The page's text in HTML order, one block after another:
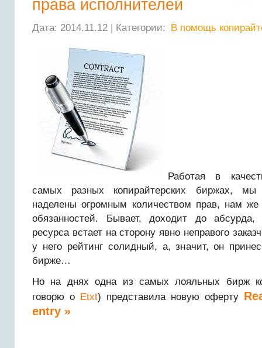
права исполнителей
Дата: 2014.11.12 | Категории: В помощь
Работая в
самых разных копирайтерских биржах, мы
наделены огромным количеством прав, нам
обязанностей. Бывает, доходит до абсурда,
ресурса встает на сторону явно неправого
у него рейтинг солидный, а, значит, он
бирже…
Но на днях одна из самых лояльных бирж
говорю о Etxt) представила новую оферту
entry »